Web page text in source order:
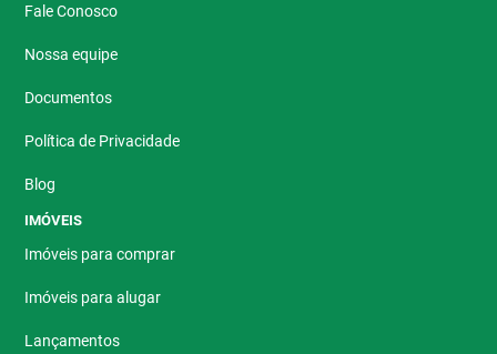
Fale Conosco
Nossa equipe
Documentos
Política de Privacidade
Blog
IMÓVEIS
Imóveis para comprar
Imóveis para alugar
Lançamentos